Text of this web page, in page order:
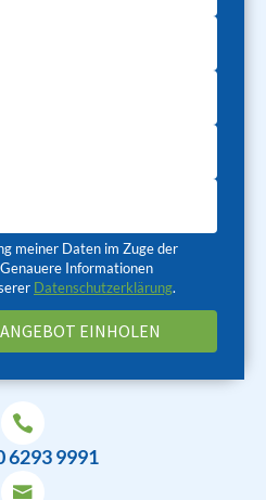
meiner Daten im Zuge der
Informationen
Datenschutzerklärung.
6293 9991